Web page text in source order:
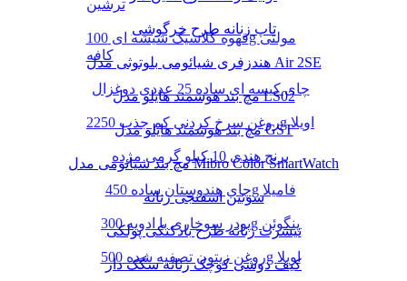
ترشین
قهوه کلاسیک شیشه ای 100g مولتی
کافه
چای کیسه ای ساده 25 عددی دوغزال
روغن سرخ کردنی کم جذب 2250g اویلا
برنج هندی 10 کیلو گرمی مژده
چای هندوستان ساده 450g فامیلا
پودر سوخاری با ادویه 300g پنگوئن
روغن زیتون تصفیه شده 500g اویلا
تاپ زنانه طرح خرگوشی
هندزفری شیائومی بلوتوثی مدل Air 2SE
مچ بند هوشمند هایلو مدل LS02
مچ بند هوشمند هایلو مدل GST
مچ بند شیائومی مدل Mibro Color SmartWatch
سوتین اسفنجی زنانه
تیشرت زنانه طرح بادکنکی پولکی
کیف دوشی کوچک زنانه سگک دار